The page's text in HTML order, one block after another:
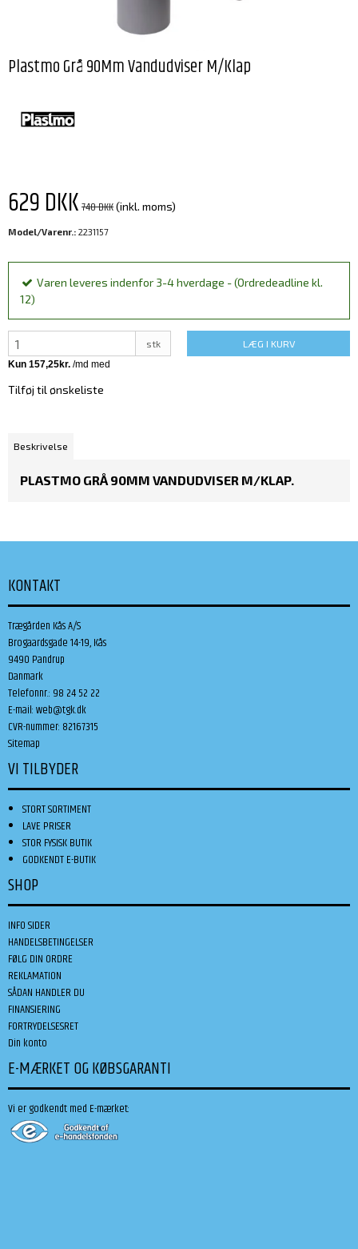
Plastmo Grå 90Mm Vandudviser M/Klap
629 DKK740 DKK(inkl. moms)
Model/Varenr.: 2231157
Varen leveres indenfor 3-4 hverdage - (Ordredeadline kl.
12)
stk LÆG I KURV
Tilføj til ønskeliste
Beskrivelse
PLASTMO GRÅ 90MM VANDUDVISER M/KLAP.
KONTAKT
Trægården Kås A/S
Brogaardsgade 14-19, Kås
9490 Pandrup
Danmark
Telefonnr.: 98 24 52 22
E-mail:web@tgk.dk
CVR-nummer: 82167315
Sitemap
VI TILBYDER
STORT SORTIMENT
LAVE PRISER
STOR FYSISK BUTIK
GODKENDT E-BUTIK
SHOP
INFO SIDER
HANDELSBETINGELSER
FØLG DIN ORDRE
REKLAMATION
SÅDAN HANDLER DU
FINANSIERING
FORTRYDELSESRET
Din konto
E-MÆRKET OG KØBSGARANTI
Vi er godkendt med E-mærket: